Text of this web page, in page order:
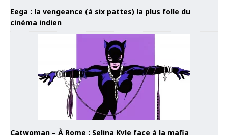
Eega : la vengeance (à six pattes) la plus folle du
cinéma indien
Catwoman – À Rome : Selina Kyle face à la mafia